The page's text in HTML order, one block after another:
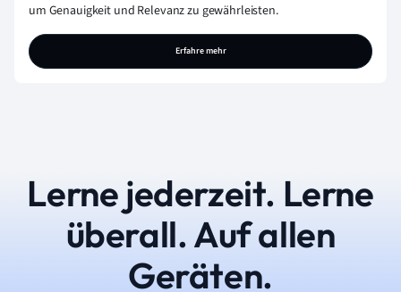
um Genauigkeit und Relevanz zu gewährleisten.
Erfahre mehr
Lerne jederzeit. Lerne
überall. Auf allen
Geräten.